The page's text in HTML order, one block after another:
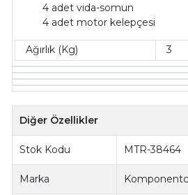
4 adet vida-somun
4 adet motor kelepçesi
Ağırlık (Kg) 3
Diğer Özellikler
Stok Kodu MTR-38464
Marka